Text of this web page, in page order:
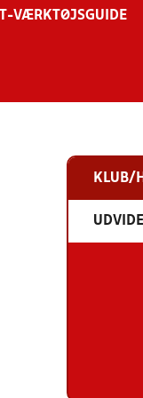
IT-VÆRKTØJSGUIDE
KLUB/